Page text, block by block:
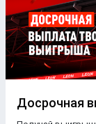
Досрочная